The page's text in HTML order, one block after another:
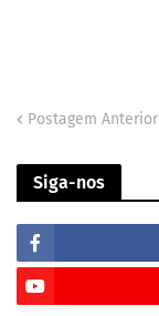
Postagem Anterior
Siga-nos